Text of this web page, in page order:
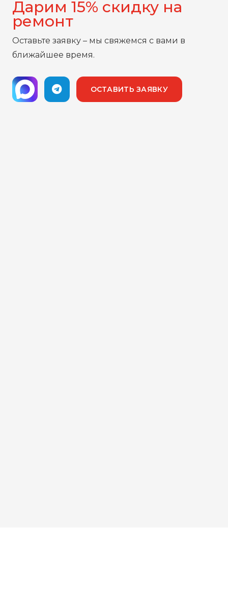
Дарим 15% скидку на
ремонт
Оставьте заявку – мы свяжемся с вами в
ближайшее время.
ОСТАВИТЬ ЗАЯВКУ